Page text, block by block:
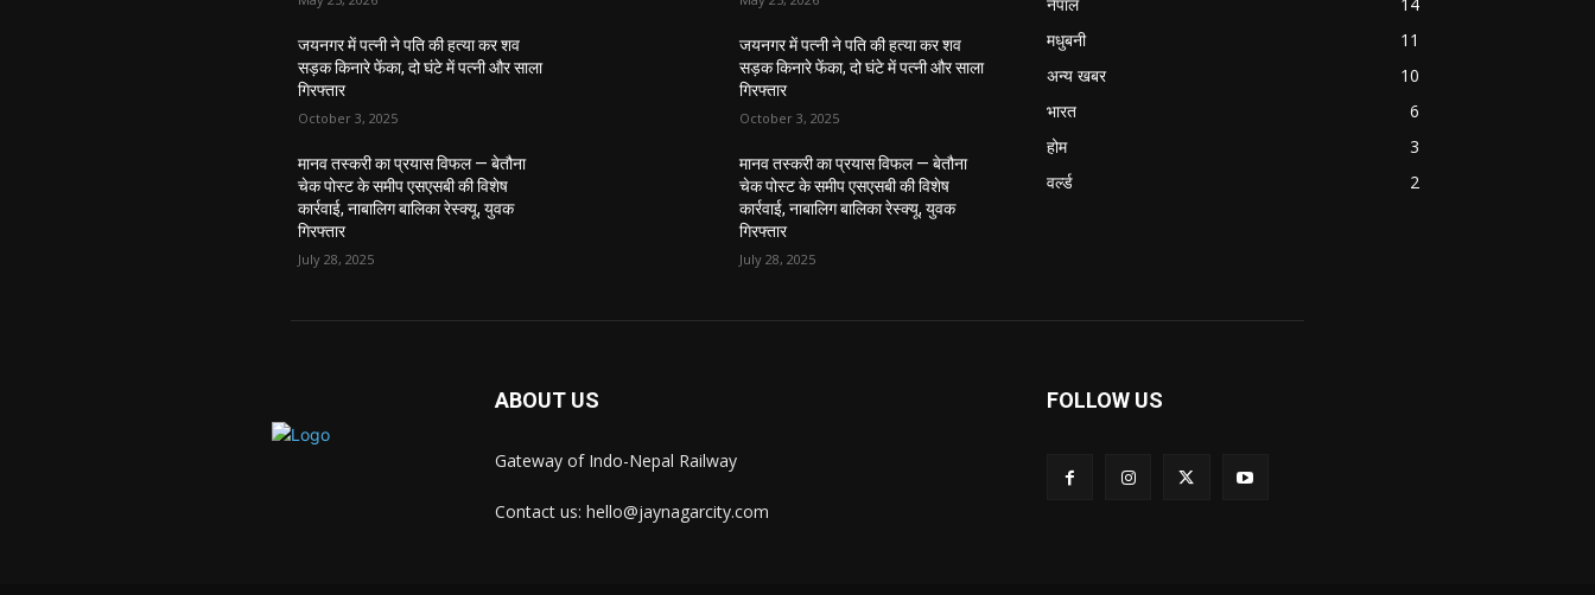
जयनगर में पत्नी ने पति की हत्या कर शव
सड़क किनारे फेंका, दो घंटे में पत्नी और साला
गिरफ्तार
October 3, 2025
मानव तस्करी का प्रयास विफल — बेतौना
चेक पोस्ट के समीप एसएसबी की विशेष
कार्रवाई, नाबालिग बालिका रेस्क्यू, युवक
गिरफ्तार
July 28, 2025
जयनगर में पत्नी ने पति की हत्या कर शव
सड़क किनारे फेंका, दो घंटे में पत्नी और साला
गिरफ्तार
October 3, 2025
मानव तस्करी का प्रयास विफल — बेतौना
चेक पोस्ट के समीप एसएसबी की विशेष
कार्रवाई, नाबालिग बालिका रेस्क्यू, युवक
गिरफ्तार
July 28, 2025
मधुबनी
11
अन्य खबर
10
भारत
6
होम
3
वर्ल्ड
2
ABOUT US
Gateway of Indo-Nepal Railway
Contact us: hello@jaynagarcity.com
FOLLOW US